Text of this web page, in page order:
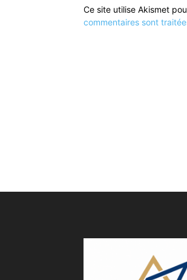
Ce site utilise Akismet
commentaires sont